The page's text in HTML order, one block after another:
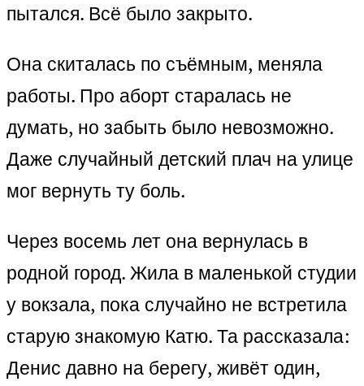
пытался. Всё было закрыто.
Она скиталась по съёмным, меняла
работы. Про аборт старалась не
думать, но забыть было невозможно.
Даже случайный детский плач на улице
мог вернуть ту боль.
Через восемь лет она вернулась в
родной город. Жила в маленькой студии
у вокзала, пока случайно не встретила
старую знакомую Катю. Та рассказала:
Денис давно на берегу, живёт один,